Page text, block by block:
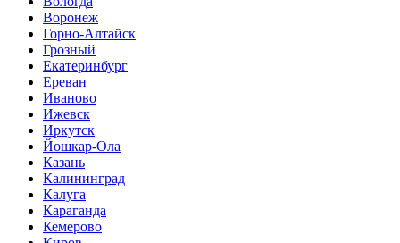
Воронеж
Горно-Алтайск
Грозный
Екатеринбург
Ереван
Иваново
Ижевск
Иркутск
Йошкар-Ола
Казань
Калининград
Калуга
Караганда
Кемерово